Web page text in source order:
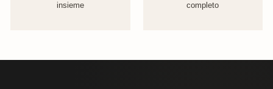
insieme
completo